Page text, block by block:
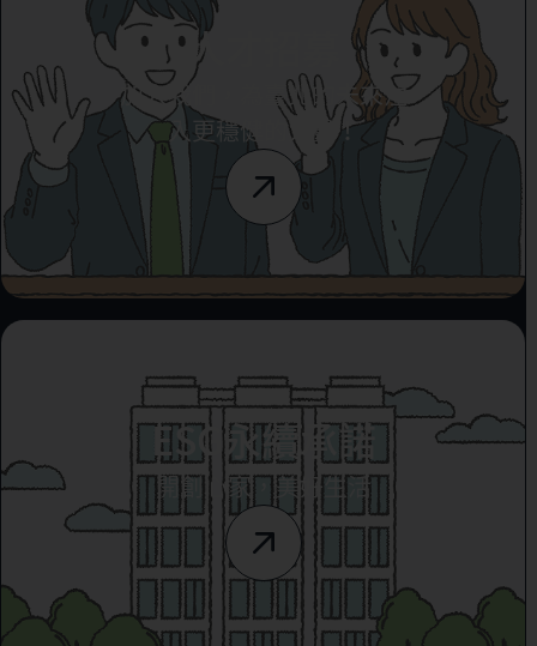
人才招募
加入我們，為臺北的未來注
入更穩健的力量！
ESG永續承諾
開創心家，美好生活